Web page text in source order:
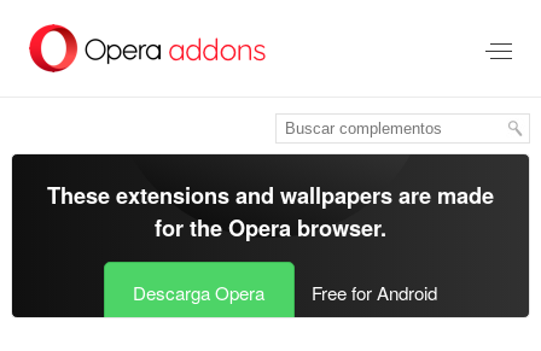
contenido
These extensions and wallpapers are made
for theOpera browser.
Descarga Opera Free for Android